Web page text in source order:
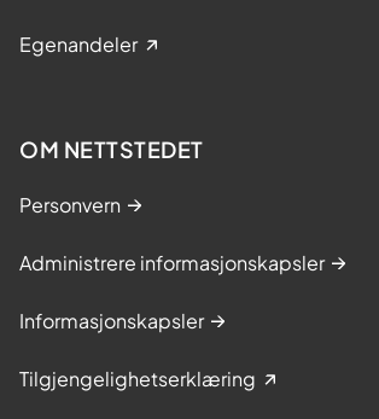
Egenandeler
OM NETTSTEDET
Personvern
Administrere informasjonskapsler
Informasjonskapsler
Tilgjengelighetserklæring